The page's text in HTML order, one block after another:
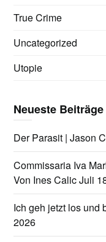
True Crime
Uncategorized
Utopie
Neueste Beiträge
Der Parasit | Jason
Commissaria Iva
Von Ines CalicJuli
Ich geh jetzt los und
2026